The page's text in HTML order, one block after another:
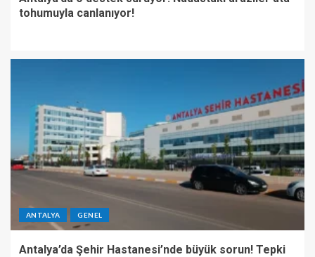
tohumuyla canlanıyor!
ANTALYA GENEL
Antalya’da Şehir Hastanesi’nde büyük sorun! Tepki